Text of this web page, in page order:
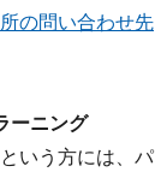
の問い合わせ先
ーニング
いう方には、